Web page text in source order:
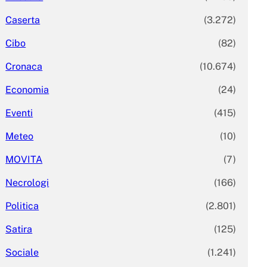
Caserta (3.272)
Cibo (82)
Cronaca (10.674)
Economia (24)
Eventi (415)
Meteo (10)
MOVITA (7)
Necrologi (166)
Politica (2.801)
Satira (125)
Sociale (1.241)